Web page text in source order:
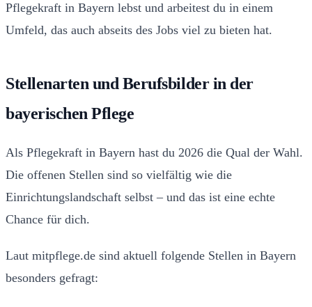
Pflegekraft in Bayern lebst und arbeitest du in einem
Umfeld, das auch abseits des Jobs viel zu bieten hat.
Stellenarten und Berufsbilder in der
bayerischen Pflege
Als Pflegekraft in Bayern hast du 2026 die Qual der Wahl.
Die offenen Stellen sind so vielfältig wie die
Einrichtungslandschaft selbst – und das ist eine echte
Chance für dich.
Laut mitpflege.de sind aktuell folgende Stellen in Bayern
besonders gefragt: